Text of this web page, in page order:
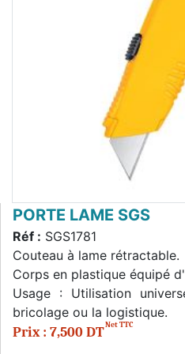
PORTE LAME SGS
Réf : SGS1781
Couteau à lame rétractable.
Corps en plastique équipé
Usage : Utilisation
bricolage ou la logistique.
Prix : 7,500 DTNet TTC